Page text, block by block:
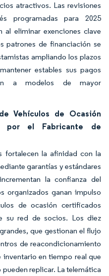
atractivos. Las revisiones
programadas para 2025
al eliminar exenciones clave
patrones de financiación se
ampliando los plazos
estables sus pagos
a modelos de mayor
Vehículos de Ocasión
por el Fabricante de
fortalecen la afinidad con la
garantías y estándares
la confianza del
organizados ganan impulso
de ocasión certificados
su red de socios. Los diez
que gestionan el flujo
de reacondicionamiento
en tiempo real que
replicar. La telemática